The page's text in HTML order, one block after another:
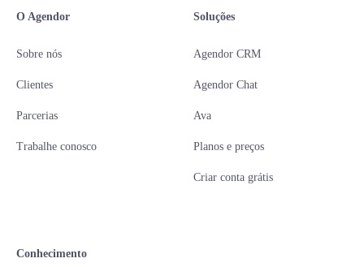
O Agendor
Sobre nós
Clientes
Parcerias
Trabalhe conosco
Soluções
Agendor CRM
Agendor Chat
Ava
Planos e preços
Criar conta grátis
Conhecimento